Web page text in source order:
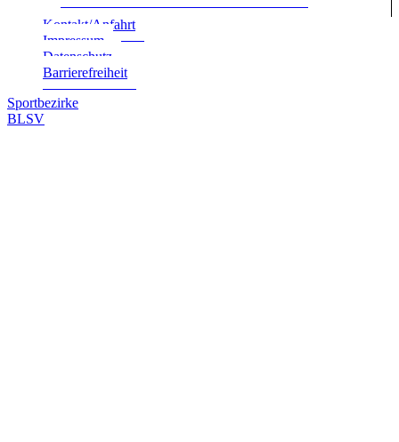
Kontakt/Anfahrt
Impres­sum
Daten­schutz
Bar­rie­re­frei­heit
Sportbezirke
BLSV